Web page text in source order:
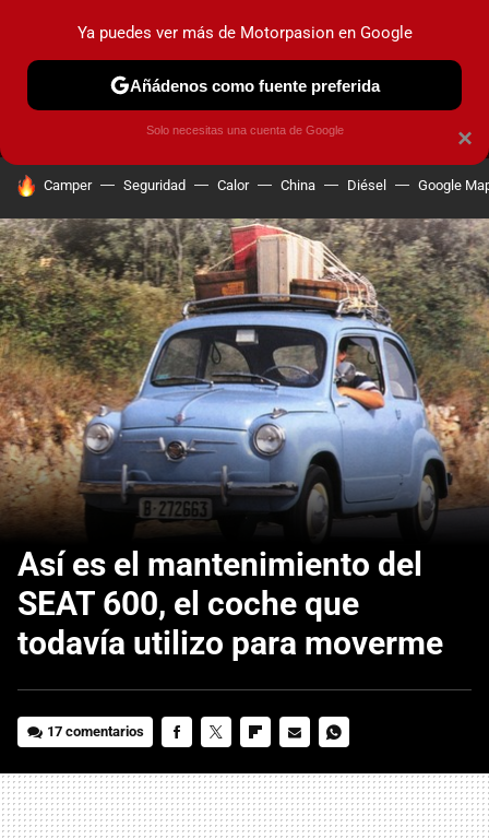
MENÚ NUEVO
COCHES ELÉCTRICOS OBSERVATORIO
HOY SE HABLA DE
Camper Seguridad Calor China Diésel Google
Así es el mantenimiento del
SEAT 600, el coche que
todavía utilizo para moverme
17 comentarios
MAIL
×
Ya puedes ver más de Motorpasion en Google
Añádenos como fuente preferida
Solo necesitas una cuenta de Google